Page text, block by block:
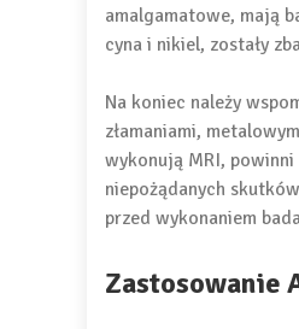
amalgamatowe, mają
cyna i nikiel, zostały
Na koniec należy
złamaniami,
wykonują MRI,
niepożądanych
przed wykonaniem
Zastosowanie